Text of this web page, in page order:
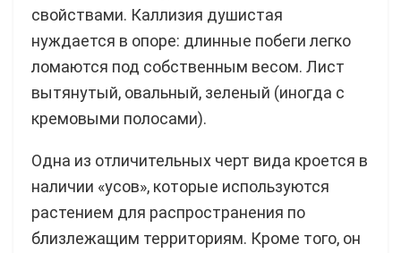
свойствами. Каллизия душистая
нуждается в опоре: длинные побеги легко
ломаются под собственным весом. Лист
вытянутый, овальный, зеленый (иногда с
кремовыми полосами).
Одна из отличительных черт вида кроется в
наличии «усов», которые используются
растением для распространения по
близлежащим территориям. Кроме того, он